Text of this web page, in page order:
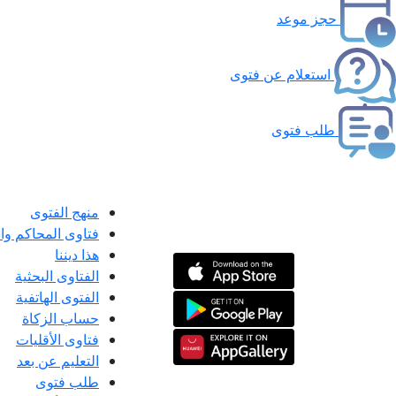
حجز موعد
استعلام عن فتوى
طلب فتوى
منهج الفتوى
فتاوى المحاكم
هذا ديننا
الفتاوى البحثية
الفتوى الهاتفية
حساب الزكاة
فتاوى الأقليات
التعليم عن بعد
طلب فتوى